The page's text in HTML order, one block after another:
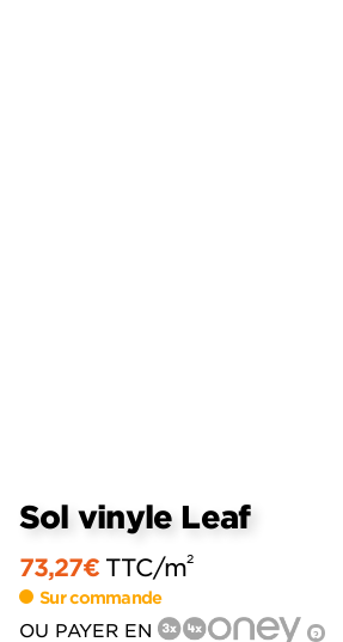
Sol vinyle Leaf
73,27€ TTC/m2
Sur commande
OU PAYER EN ?